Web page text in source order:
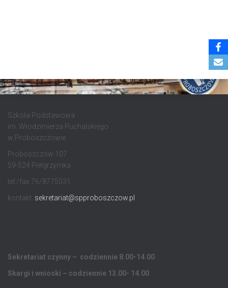
Szkoła Podstawowa
im. Włodzimierza Puchalskiego
w Proboszczowie
Proboszczów 107
59-524 Pielgrzymka
tel./fax 76/8775031
kontakt: sekretariat@spproboszczow.pl
Sekretariat czynny – codziennie 8.00-14.00
Skargi i wnioski – codziennie 13.00- 14.00